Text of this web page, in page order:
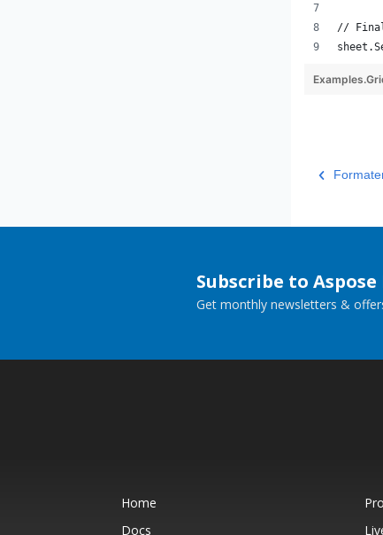
//
Subscribe to
Get monthly newsletters &
Home
Docs